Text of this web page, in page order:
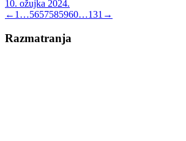
10. ožujka 2024.
← 1 …5657585960…131 →
Razmatranja